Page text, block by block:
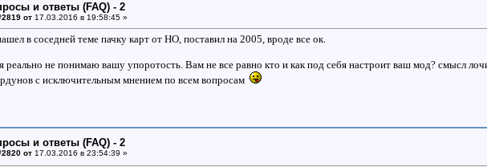
и ответы (FAQ) - 2
от 17.03.2016 в 19:58:45 »
в соседней теме пачку карт от НО, поставил на 2005, вроде все ок.
реально не понимаю вашу упоротость. Вам не все равно кто и как под себя настроит ваш мод? смысл
с исключительным мнением по всем вопросам
и ответы (FAQ) - 2
от 17.03.2016 в 23:54:39 »